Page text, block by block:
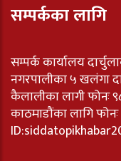
सम्पर्कका लागि
सम्पर्क कार्यालय
नगरपालीका ५ खलंगा
कैलालीका लागी फोनः
काठमाडौंका लागि
ID: